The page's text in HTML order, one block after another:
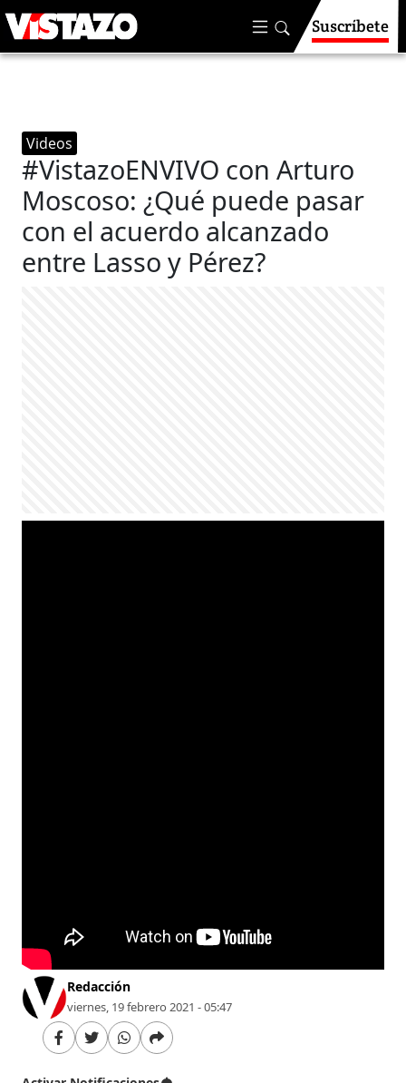
Suscríbete
Videos
#VistazoENVIVO​ con Arturo
Moscoso: ¿Qué puede pasar
con el acuerdo alcanzado
entre Lasso y Pérez?
Redacción
viernes, 19 febrero 2021 - 05:47